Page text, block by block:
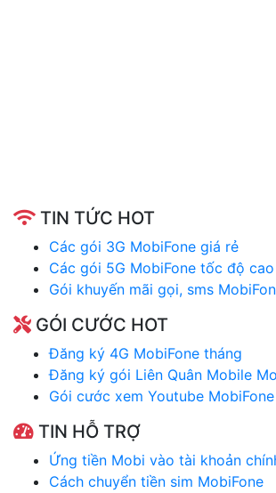
TIN TỨC HOT
Các gói 3G MobiFone giá rẻ
Các gói 5G MobiFone tốc độ cao
Gói khuyến mãi gọi, sms
GÓI CƯỚC HOT
Đăng ký 4G MobiFone tháng
Đăng ký gói Liên Quân Mobile
Gói cước xem Youtube MobiFone
TIN HỖ TRỢ
Ứng tiền Mobi vào tài khoản
Cách chuyển tiền sim MobiFone